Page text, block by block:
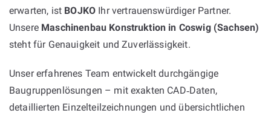
erwarten, ist BOJKO Ihr vertrauenswürdiger Partner.
Unsere Maschinenbau Konstruktion in Coswig (Sachsen)
steht für Genauigkeit und Zuverlässigkeit.
Unser erfahrenes Team entwickelt durchgängige
Baugruppenlösungen – mit exakten CAD‑Daten,
detaillierten Einzelteilzeichnungen und übersichtlichen